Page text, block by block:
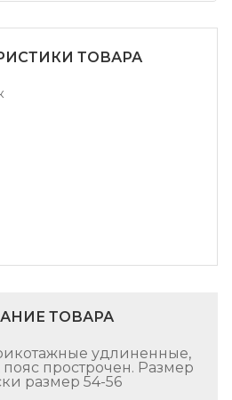
ТОВАРА
ТОВАРА
удлиненные,
прострочен. Размер
размер 54-56